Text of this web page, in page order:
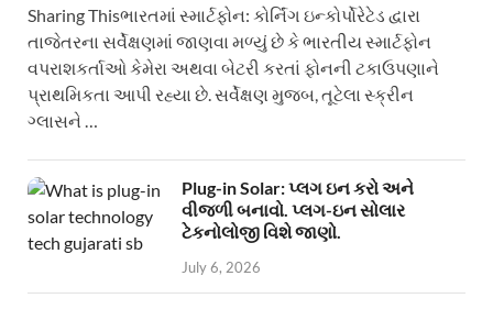
Sharing Thisભારતમાં સ્માર્ટફોન: કોર્નિંગ ઇન્કોર્પોરેટેડ દ્વારા
તાજેતરના સર્વેક્ષણમાં જાણવા મળ્યું છે કે ભારતીય સ્માર્ટફોન
વપરાશકર્તાઓ કેમેરા અથવા બેટરી કરતાં ફોનની ટકાઉપણાને
પ્રાથમિકતા આપી રહ્યા છે. સર્વેક્ષણ મુજબ, તૂટેલા સ્ક્રીન
ગ્લાસને …
Plug-in Solar: પ્લગ ઇન કરો અને
વીજળી બનાવો. પ્લગ-ઇન સોલાર
ટેકનોલોજી વિશે જાણો.
July 6, 2026